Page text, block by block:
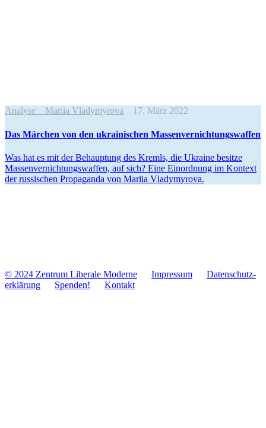
Analyse Mariia Vladymyrova 17. März 2022
Das Märchen von den ukrai­ni­schen Massenvernichtungswaffen
Was hat es mit der Behaup­tung des Kremls, die Ukraine besitze
Mas­sen­ver­nich­tungs­waf­fen, auf sich? Eine Ein­ord­nung im Kontext
der rus­si­schen Pro­pa­ganda von Mariia Vladymyrova.
© 2024 Zentrum Libe­rale Moderne Impres­sum
Daten­schutz­
er­klä­rung
Spenden! Kontakt